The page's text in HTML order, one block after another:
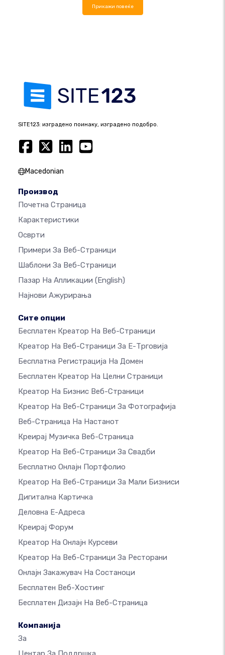
Прикажи повеќе
SITE123: изградено поинаку, изградено подобро.
Macedonian
Производ
Почетна Страница
Карактеристики
Осврти
Примери За Веб-Страници
Шаблони За Веб-Страници
Пазар На Апликации (English)
Најнови Ажурирања
Сите опции
Бесплатен Креатор На Веб-Страници
Креатор На Веб-Страници За Е-Трговија
Бесплатна Регистрација На Домен
Бесплатен Креатор На Целни Страници
Креатор На Бизнис Веб-Страници
Креатор На Веб-Страници За Фотографија
Веб-Страница На Настанот
Креирај Музичка Веб-Страница
Креатор На Веб-Страници За Свадби
Бесплатно Онлајн Портфолио
Креатор На Веб-Страници За Мали Бизниси
Дигитална Картичка
Деловна Е-Адреса
Креирај Форум
Креатор На Онлајн Курсеви
Креатор На Веб-Страници За Ресторани
Онлајн Закажувач На Состаноци
Бесплатен Веб-Хостинг
Бесплатен Дизајн На Веб-Страница
Компанија
За